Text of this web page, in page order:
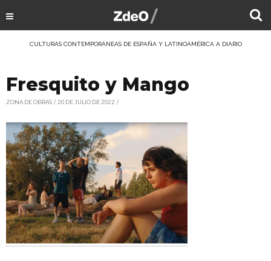
CULTURAS CONTEMPORÁNEAS DE ESPAÑA Y LATINOAMÉRICA A DIARIO
Fresquito y Mango
ZONA DE OBRAS 20 DE JULIO DE 2022